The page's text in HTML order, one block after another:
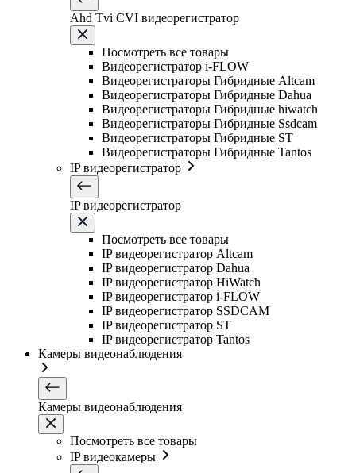
Ahd Tvi CVI видеорегистратор
Посмотреть все товары
Видеорегистратор i-FLOW
Видеорегистраторы Гибридные Altcam
Видеорегистраторы Гибридные Dahua
Видеорегистраторы Гибридные hiwatch
Видеорегистраторы Гибридные Ssdcam
Видеорегистраторы Гибридные ST
Видеорегистраторы Гибридные Tantos
IP видеорегистратор
IP видеорегистратор
Посмотреть все товары
IP видеорегистратор Altcam
IP видеорегистратор Dahua
IP видеорегистратор HiWatch
IP видеорегистратор i-FLOW
IP видеорегистратор SSDCAM
IP видеорегистратор ST
IP видеорегистратор Tantos
Камеры видеонаблюдения
Камеры видеонаблюдения
Посмотреть все товары
IP видеокамеры